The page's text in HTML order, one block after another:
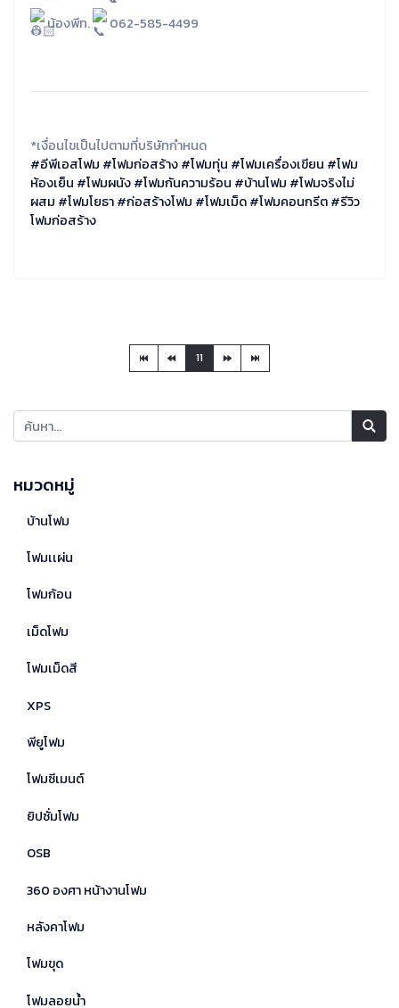
น้องพีท.
062-585-4499
*เงื่อนไขเป็นไปตามที่บริษัทกำหนด
#อีพีเอสโฟม #โฟมก่อสร้าง#โฟมทุ่น #โฟมเครื่องเขียน #โฟม
ห้องเย็น #โฟมผนัง#โฟมกันความร้อน #บ้านโฟม #โฟมจริงไม่
ผสม #โฟมโยธา#ก่อสร้างโฟม #โฟมเม็ด#โฟมคอนกรีต#รีวิว
โฟมก่อสร้าง
11
หมวดหมู่
บ้านโฟม
โฟมเเผ่น
โฟมก้อน
เม็ดโฟม
โฟมเม็ดสี
XPS
พียูโฟม
โฟมซีเมนต์
ยิปซั่มโฟม
OSB
360 องศา หน้างานโฟม
หลังคาโฟม
โฟมขุด
โฟมลอยน้ำ